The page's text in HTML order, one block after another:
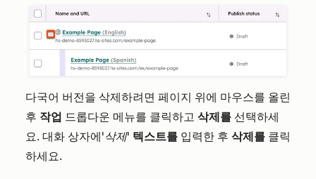
다국어 버전을 삭제하려면 페이지 위에 마우스를 올린
후 작업 드롭다운 메뉴를 클릭하고 삭제를 선택하세
요. 대화 상자에'삭제' 텍스트를 입력한 후 삭제를 클릭
하세요.